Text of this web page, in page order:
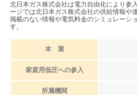
北日本ガス株式会社は電力自由化により参
ージでは北日本ガス株式会社の供給情報や
掲載のない情報や電気料金のシミュレーシ
す。
本 業
家庭用低圧への参入
所属機関